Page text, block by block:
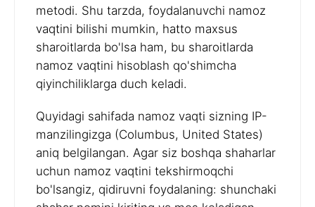
metodi. Shu tarzda, foydalanuvchi namoz
vaqtini bilishi mumkin, hatto maxsus
sharoitlarda bo'lsa ham, bu sharoitlarda
namoz vaqtini hisoblash qo'shimcha
qiyinchiliklarga duch keladi.
Quyidagi sahifada namoz vaqti sizning IP-
manzilingizga (Columbus, United States)
aniq belgilangan. Agar siz boshqa shaharlar
uchun namoz vaqtini tekshirmoqchi
bo'lsangiz, qidiruvni foydalaning: shunchaki